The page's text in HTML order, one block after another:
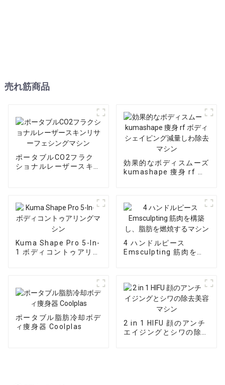
売れ筋商品
ポータブルCO2フラク
ショナルレーザースキン
効果的なボディスムーズ
kumashape 痩身 rf ボ
Kuma Shape Pro 5-In-
1 ボディコントゥアリン
4 ハンドルピース
Emsculpting 筋肉を構
ポータブル脂肪冷却ボデ
ィ痩身器 Coolplas
2 in 1 HIFU 顔のアンチ
エイジングとシワの除去